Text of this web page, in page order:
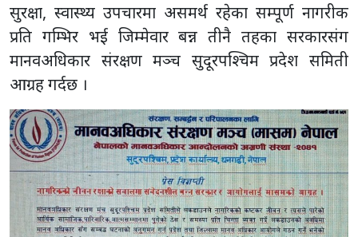
सुरक्षा, स्वास्थ्य उपचारमा असमर्थ रहेका सम्पूर्ण नागरीक
प्रति गम्भिर भई जिम्मेवार बन्न तीनै तहका सरकारसंग
मानवअधिकार संरक्षण मञ्च सुदूरपश्चिम प्रदेश समिती
आग्रह गर्दछ ।